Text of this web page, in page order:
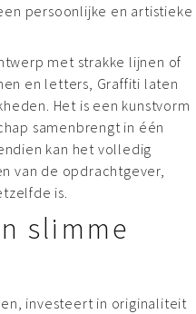
persoonlijke en artistieke
met strakke lijnen of
en letters, Graffiti laten
Het is een kunstvorm
samenbrengt in één
kan het volledig
van de opdrachtgever,
is.
slimme
investeert in originaliteit